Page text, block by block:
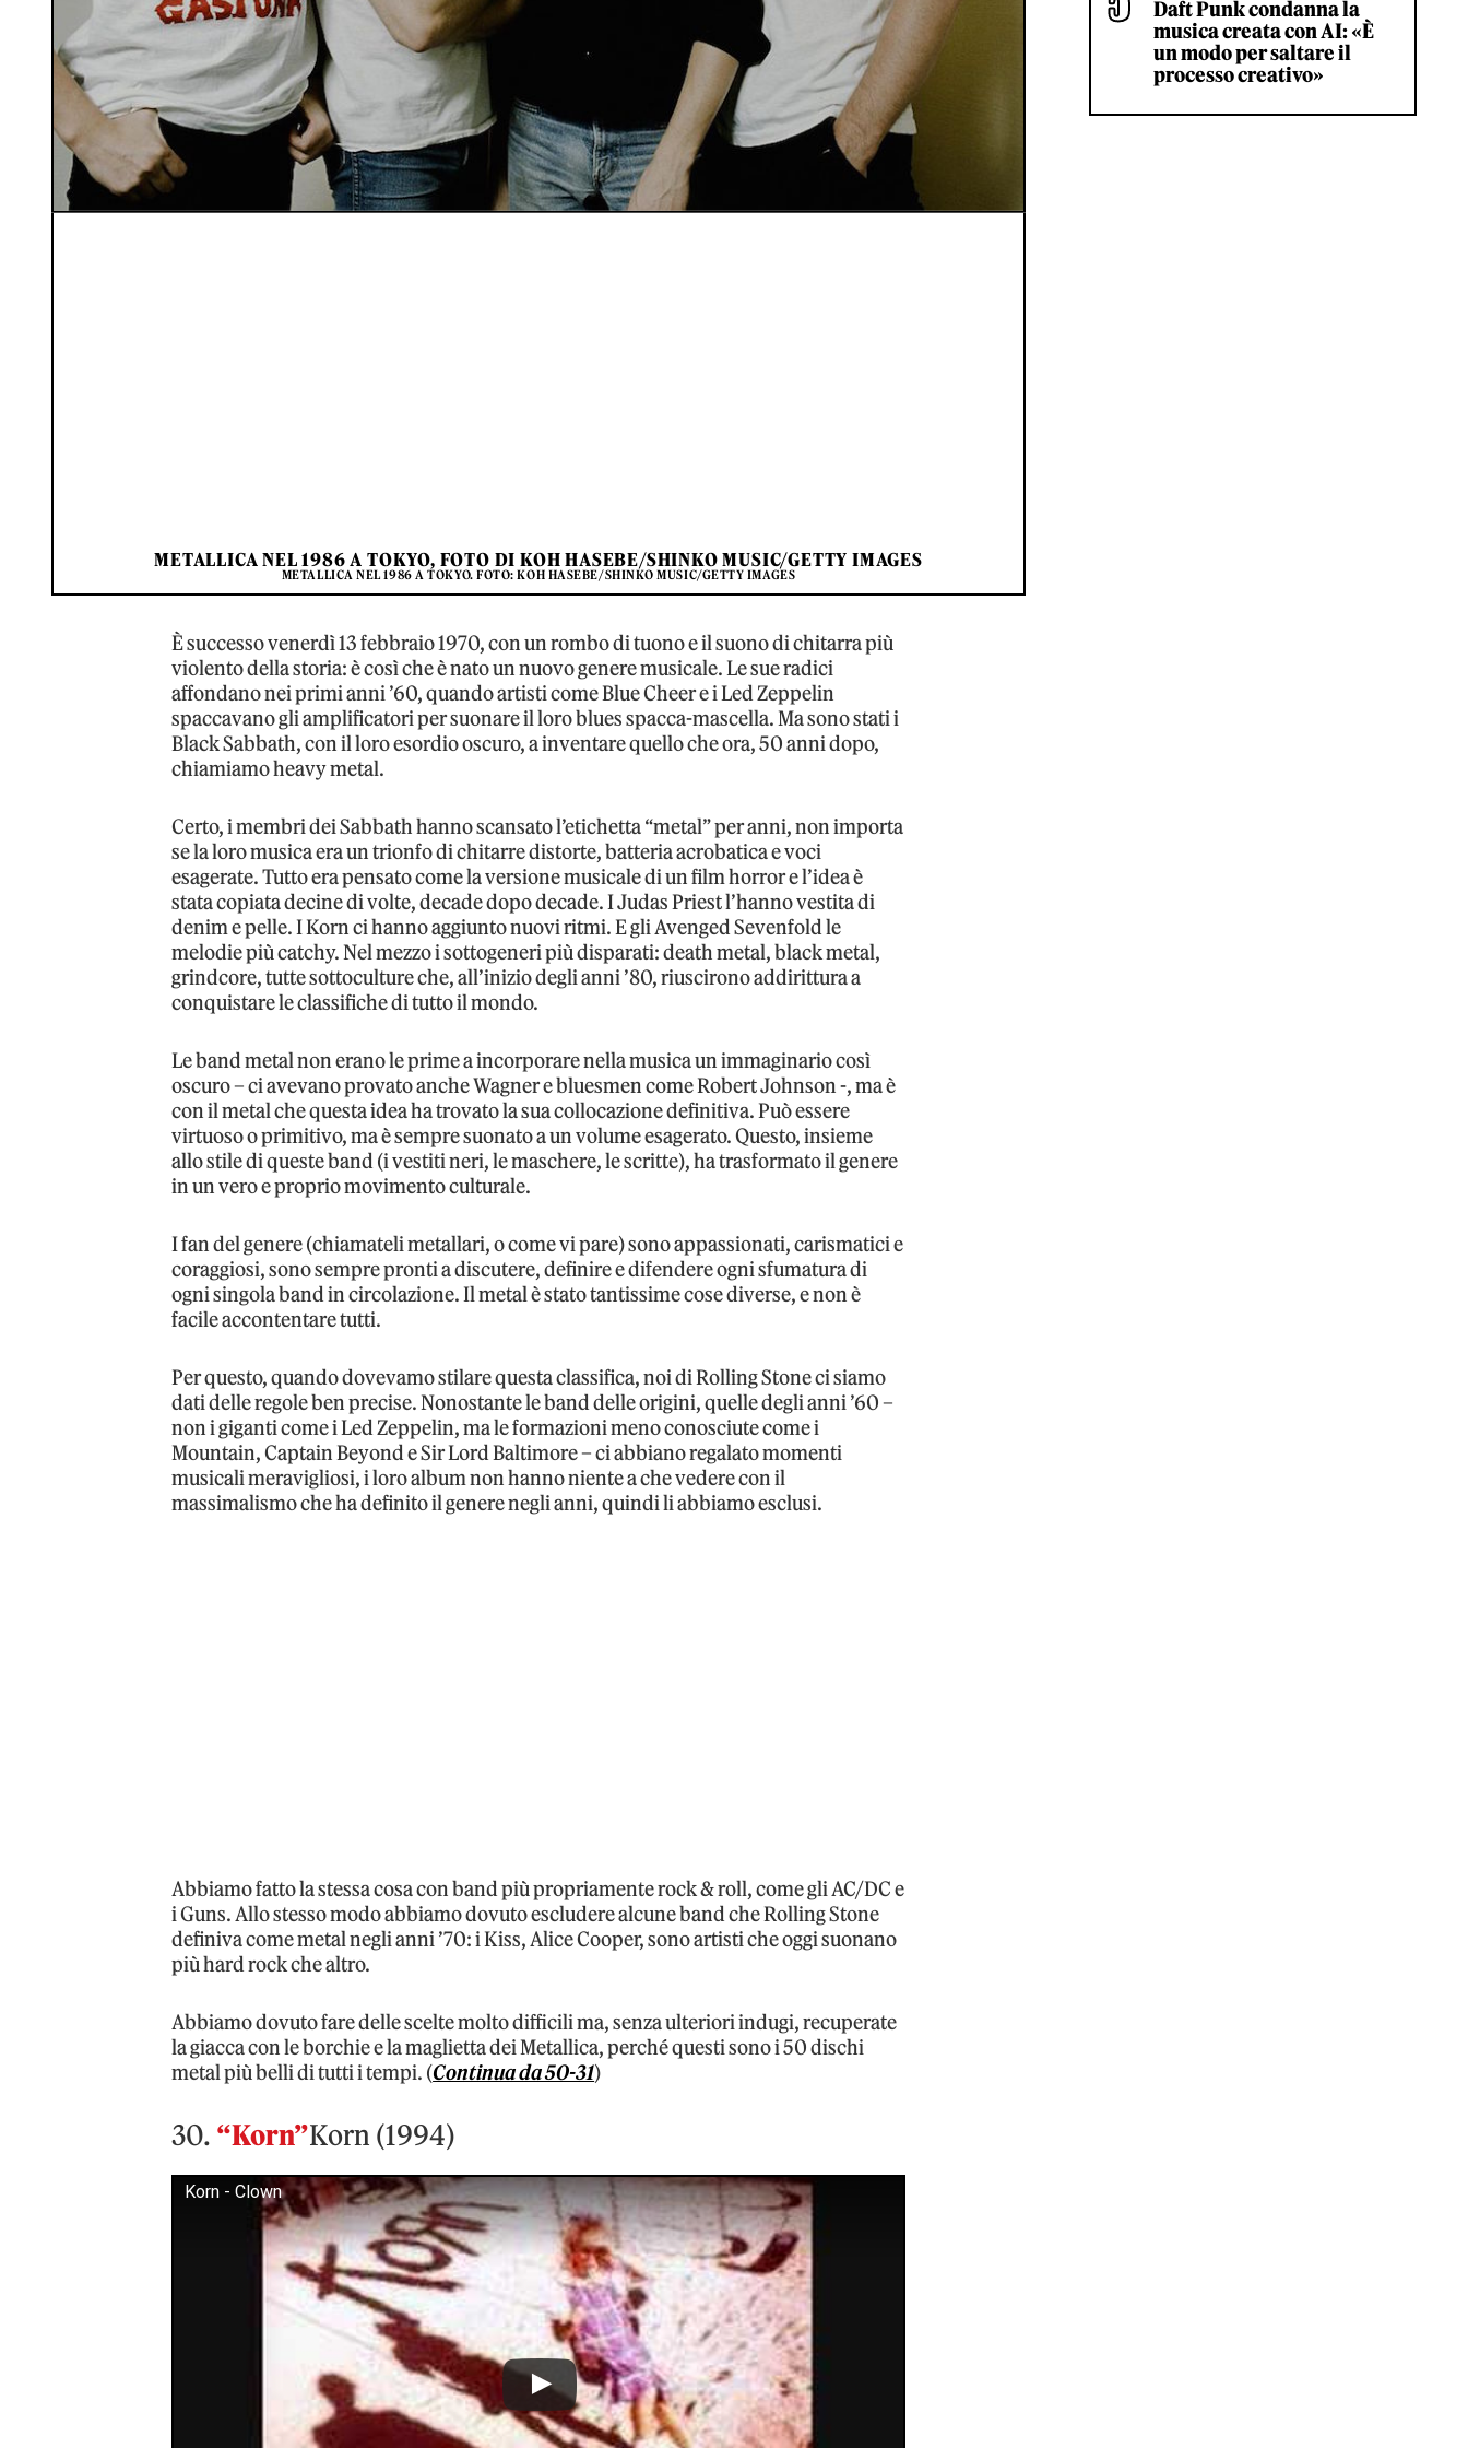
METALLICA NEL 1986 A TOKYO, FOTO DI KOH HASEBE/SHINKO MUSIC/GETTY IMAGES
METALLICA NEL 1986 A TOKYO. FOTO: KOH HASEBE/SHINKO MUSIC/GETTY IMAGES
È successo venerdì 13 febbraio 1970, con un rombo di tuono e il suono di chitarra più
violento della storia: è così che è nato un nuovo genere musicale. Le sue radici
affondano nei primi anni ’60, quando artisti come Blue Cheer e i Led Zeppelin
spaccavano gli amplificatori per suonare il loro blues spacca-mascella. Ma sono stati i
Black Sabbath, con il loro esordio oscuro, a inventare quello che ora, 50 anni dopo,
chiamiamo heavy metal.
Certo, i membri dei Sabbath hanno scansato l’etichetta “metal” per anni, non importa
se la loro musica era un trionfo di chitarre distorte, batteria acrobatica e voci
esagerate. Tutto era pensato come la versione musicale di un film horror e l’idea è
stata copiata decine di volte, decade dopo decade. I Judas Priest l’hanno vestita di
denim e pelle. I Korn ci hanno aggiunto nuovi ritmi. E gli Avenged Sevenfold le
melodie più catchy. Nel mezzo i sottogeneri più disparati: death metal, black metal,
grindcore, tutte sottoculture che, all’inizio degli anni ’80, riuscirono addirittura a
conquistare le classifiche di tutto il mondo.
Le band metal non erano le prime a incorporare nella musica un immaginario così
oscuro – ci avevano provato anche Wagner e bluesmen come Robert Johnson -, ma è
con il metal che questa idea ha trovato la sua collocazione definitiva. Può essere
virtuoso o primitivo, ma è sempre suonato a un volume esagerato. Questo, insieme
allo stile di queste band (i vestiti neri, le maschere, le scritte), ha trasformato il genere
in un vero e proprio movimento culturale.
I fan del genere (chiamateli metallari, o come vi pare) sono appassionati, carismatici e
coraggiosi, sono sempre pronti a discutere, definire e difendere ogni sfumatura di
ogni singola band in circolazione. Il metal è stato tantissime cose diverse, e non è
facile accontentare tutti.
Per questo, quando dovevamo stilare questa classifica, noi di Rolling Stone ci siamo
dati delle regole ben precise. Nonostante le band delle origini, quelle degli anni ’60 –
non i giganti come i Led Zeppelin, ma le formazioni meno conosciute come i
Mountain, Captain Beyond e Sir Lord Baltimore – ci abbiano regalato momenti
musicali meravigliosi, i loro album non hanno niente a che vedere con il
massimalismo che ha definito il genere negli anni, quindi li abbiamo esclusi.
Abbiamo fatto la stessa cosa con band più propriamente rock & roll, come gli AC/DC e
i Guns. Allo stesso modo abbiamo dovuto escludere alcune band che Rolling Stone
definiva come metal negli anni ’70: i Kiss, Alice Cooper, sono artisti che oggi suonano
più hard rock che altro.
Abbiamo dovuto fare delle scelte molto difficili ma, senza ulteriori indugi, recuperate
la giacca con le borchie e la maglietta dei Metallica, perché questi sono i 50 dischi
metal più belli di tutti i tempi. (Continua da 50-31)
30. “Korn”Korn (1994)
Korn - Clown
Daft Punk condanna la
musica creata con AI: «È
un modo per saltare il
processo creativo»